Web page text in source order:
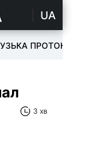
UA
ПРОТОКА
3 хв